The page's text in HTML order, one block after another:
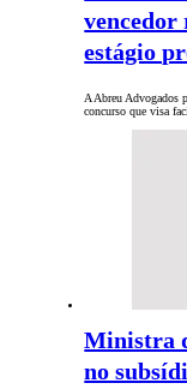
vencedor
estágio
A Abreu Advogados
concurso que visa
Ministra
no